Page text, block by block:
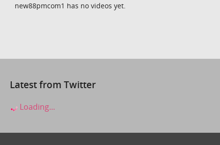
new88pmcom1 has no videos yet.
Latest from Twitter
Loading...